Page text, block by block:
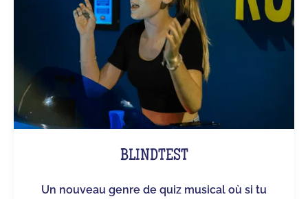
BLINDTEST
Un nouveau genre de quiz musical où si tu